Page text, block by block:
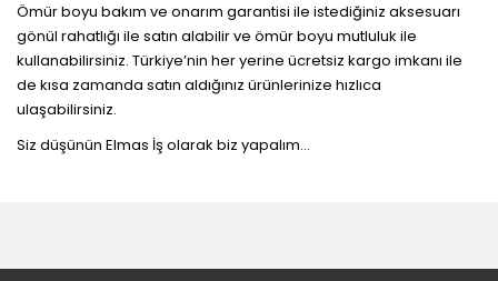
Ömür boyu bakım ve onarım garantisi ile istediğiniz aksesuarı
gönül rahatlığı ile satın alabilir ve ömür boyu mutluluk ile
kullanabilirsiniz. Türkiye’nin her yerine ücretsiz kargo imkanı ile
de kısa zamanda satın aldığınız ürünlerinize hızlıca
ulaşabilirsiniz.
Siz düşünün Elmas İş olarak biz yapalım…